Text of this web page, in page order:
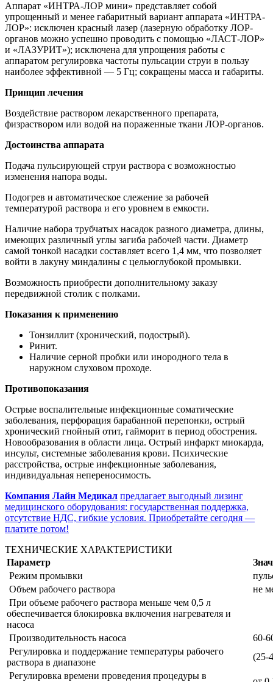
Аппарат «ИНТРА-ЛОР мини» представляет собой
упрощенный и менее габаритный вариант аппарата «ИНТРА-
ЛОР»: исключен красный лазер (лазерную обработку ЛОР-
органов можно успешно проводить с помощью «ЛАСТ-ЛОР»
и «ЛАЗУРИТ»); исключена для упрощения работы с
аппаратом регулировка частоты пульсации струи в пользу
наиболее эффективной — 5 Гц; сокращены масса и габариты.
Принцип лечения
Воздействие раствором лекарственного препарата,
физраствором или водой на пораженные ткани ЛОР-органов.
Достоинства аппарата
Подача пульсирующей струи раствора с возможностью
изменения напора воды.
Подогрев и автоматическое слежение за рабочей
температурой раствора и его уровнем в емкости.
Наличие набора трубчатых насадок разного диаметра, длины,
имеющих различный углы загиба рабочей части. Диаметр
самой тонкой насадки составляет всего 1,4 мм, что позволяет
войти в лакуну миндалины с цельюглубокой промывки.
Возможность приобрести дополнительному заказу
передвижной столик с полками.
Показания к применению
Тонзиллит (хронический, подострый).
Ринит.
Наличие серной пробки или инородного тела в
наружном слуховом проходе.
Противопоказания
Острые воспалительные инфекционные соматические
заболевания, перфорация барабанной перепонки, острый
хронический гнойный отит, гайморит в период обострения.
Новообразования в области лица. Острый инфаркт миокарда,
инсульт, системные заболевания крови. Психические
расстройства, острые инфекционные заболевания,
индивидуальная непереносимость.
Компания Лайн Медикал предлагает выгодный лизинг
медицинского оборудования: государственная поддержка,
отсутствие НДС, гибкие условия. Приобретайте сегодня —
платите потом!
ТЕХНИЧЕСКИЕ ХАРАКТЕРИСТИКИ
Параметр
Режим промывки
Объем рабочего раствора
не
При объеме рабочего раствора меньше чем 0,5 л
обеспечивается блокировка включения нагревателя и
насоса
Производительность насоса
60-
Регулировка и поддержание температуры рабочего
раствора в диапазоне
(25-
Регулировка времени проведения процедуры в